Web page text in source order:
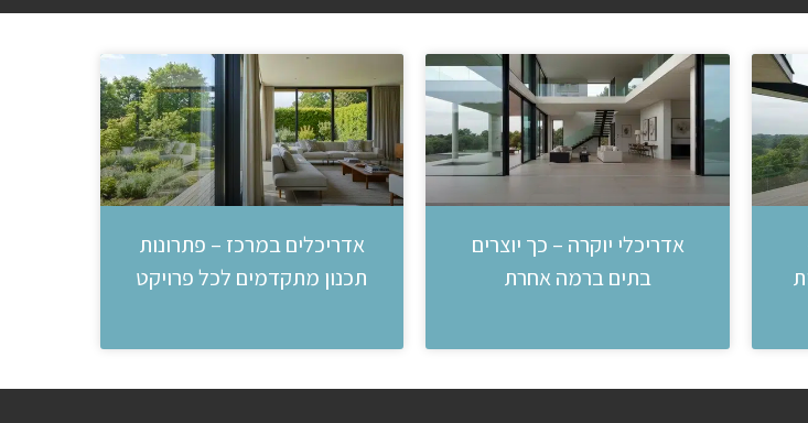
אדריכלי יוקרה – כך יוצרים
בתים ברמה אחרת
אדריכלים במרכז – פתרונות
תכנון מתקדמים לכל פרויקט